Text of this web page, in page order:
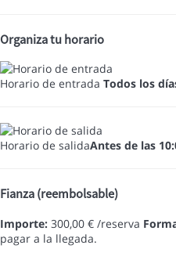
Organiza tu horario
Horario de entrada Todos los
Horario de salidaAntes de las
Fianza (reembolsable)
Importe: 300,00 € /reserva
pagar a la llegada.